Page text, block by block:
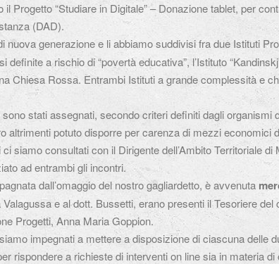
Progetto “Studiare in Digitale” – Donazione tablet, per
(DAD).
nuova generazione e li abbiamo suddivisi fra due Istituti
definite a rischio di “povertà educativa”, l’Istituto
Chiesa Rossa. Entrambi Istituti a grande complessità e
stati assegnati, secondo criteri definiti dagli organismi
altrimenti potuto disporre per carenza di mezzi economici
ci siamo consultati con il Dirigente dell’Ambito Territoriale
ad entrambi gli incontri.
dall’omaggio del nostro gagliardetto, è avvenuta
e al dott. Bussetti, erano presenti il Tesoriere del
Progetti, Anna Maria Goppion.
impegnati a mettere a disposizione di ciascuna delle
rispondere a richieste di interventi on line sia in materia